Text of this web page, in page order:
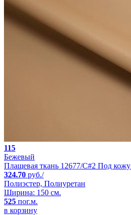
115
Бежевый
Плащевая ткань 12677/C#2 Под
324.70 руб./
Полиэстер, Полиуретан
Ширина: 150 см.
525 пог.м.
в корзину